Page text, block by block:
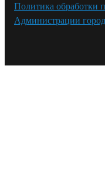
Политика обработки
Администрации